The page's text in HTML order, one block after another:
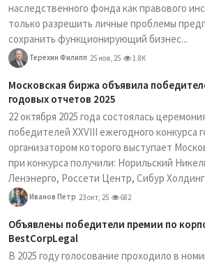
наследственного фонда как правового
только разрешить личные проблемы
сохранить функционирующий бизнес...
Терехин Филипп 25 ноя, 25 1.8K
Московская биржа объявила
годовых отчетов 2025
22 октября 2025 года состоялась
победителей XXVIII ежегодного конкурса
организатором которого выступает
при конкурса получили: Норильский
Ленэнерго, Россети Центр, Сибур
Иванов Петр 23 окт, 25 682
Объявлены победители премии по
BestCorpLegal
В 2025 году голосование проходило в